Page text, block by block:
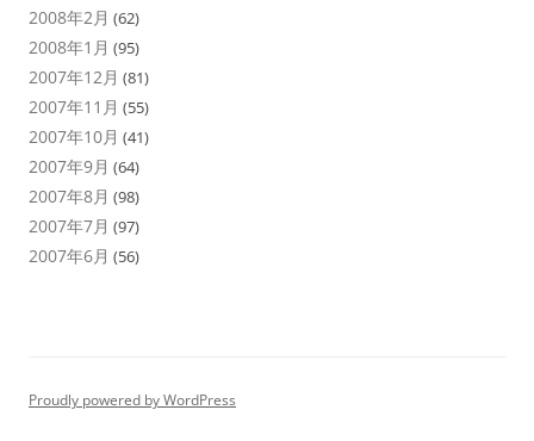
2008年2月 (62)
2008年1月 (95)
2007年12月 (81)
2007年11月 (55)
2007年10月 (41)
2007年9月 (64)
2007年8月 (98)
2007年7月 (97)
2007年6月 (56)
Proudly powered by WordPress